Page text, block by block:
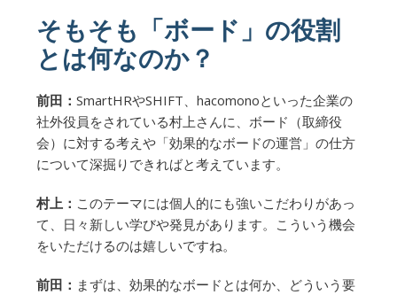
そもそも「ボード」の役割
とは何なのか？
前田： SmartHRやSHIFT、hacomonoといった企業の
社外役員をされている村上さんに、ボード（取締役
会）に対する考えや「効果的なボードの運営」の仕方
について深掘りできればと考えています。
村上： このテーマには個人的にも強いこだわりがあっ
て、日々新しい学びや発見があります。こういう機会
をいただけるのは嬉しいですね。
前田： まずは、効果的なボードとは何か、どういう要